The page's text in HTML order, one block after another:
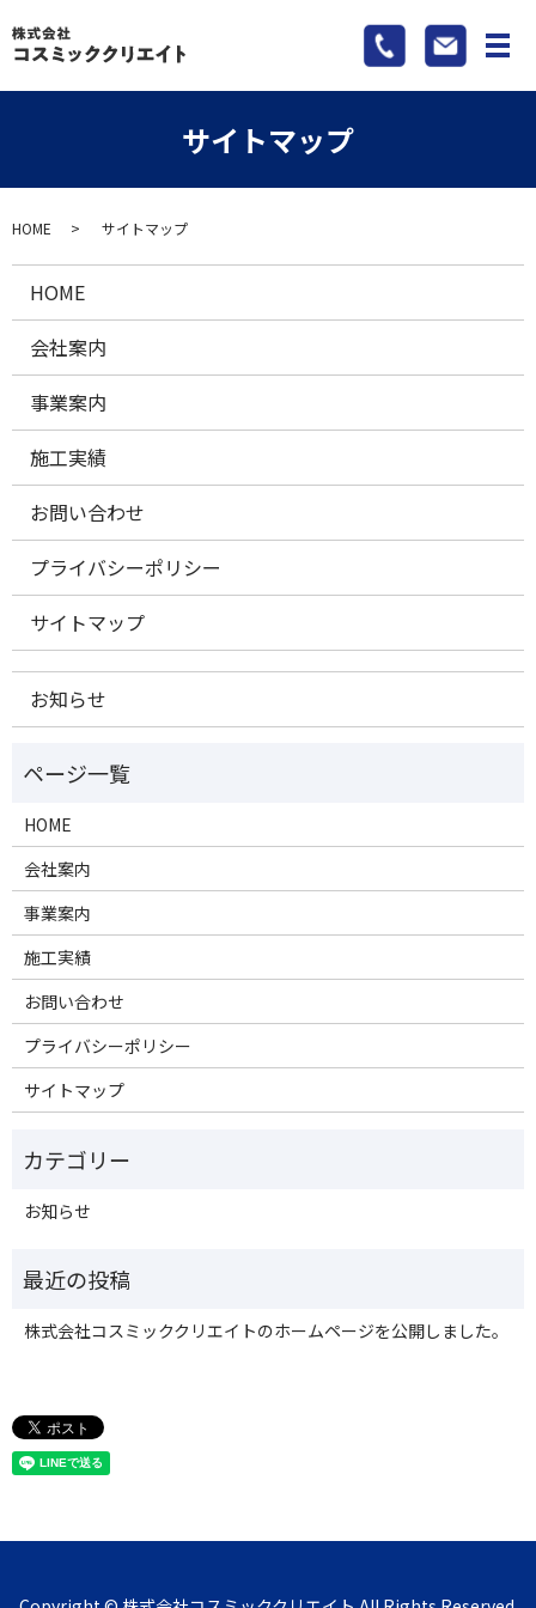
メ
サイトマップ
HOME サイトマップ
HOME
会社案内
事業案内
施工実績
お問い合わせ
プライバシーポリシー
サイトマップ
お知らせ
HOME
会社案内
事業案内
施工実績
お問い合わせ
プライバシーポリシー
サイトマップ
お知らせ
株式会社コスミッククリエイトのホームページを公開しました。